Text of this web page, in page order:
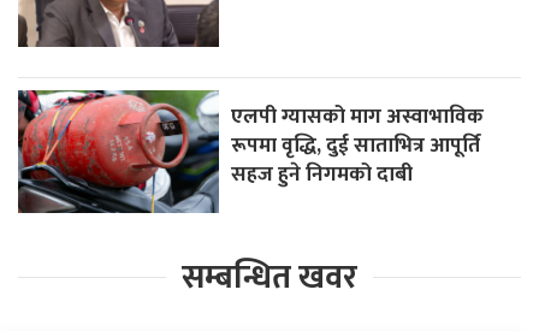
एलपी ग्यासको माग अस्वाभाविक
रूपमा वृद्धि, दुई साताभित्र आपूर्ति
सहज हुने निगमको दाबी
सम्बन्धित खवर